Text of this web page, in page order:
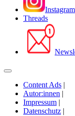
Instagram
Threads
Content Ads |
Autor:innen |
Impressum |
Datenschutz |